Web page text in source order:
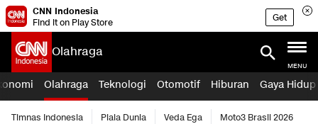
CNN Indonesia
Find it on Play Store
Get
Olahraga
MENU
Olahraga Teknologi Otomotif Hiburan Gaya Hidup
Timnas Indonesia Piala Dunia Veda Ega Moto3 Brasil 2026